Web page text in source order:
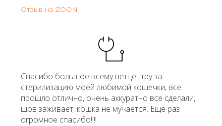
Отзыв на ZOON
Спасибо большое всему ветцентру за
стерилизацию моей любимой кошечки, все
прошло отлично, очень аккуратно все сделали,
шов заживает, кошка не мучается. Еще раз
огромное спасибо!!!!